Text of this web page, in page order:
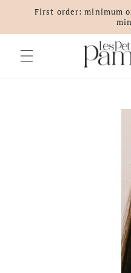
Skip to
First order: minimum